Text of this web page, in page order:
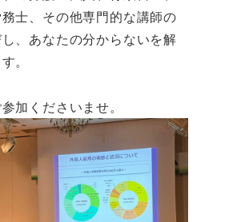
士、その他専門的な講師の
、あなたの分からないを解
。
加くださいませ。